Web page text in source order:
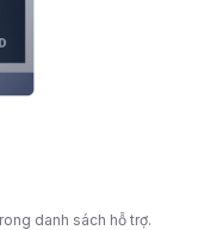
danh sách hỗ trợ.